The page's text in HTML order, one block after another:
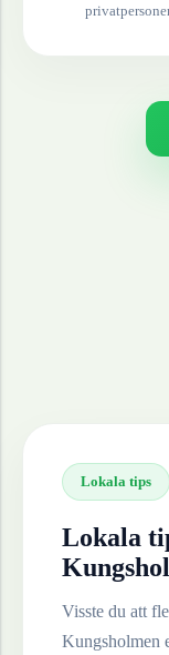
Lokala tips
Lokala
Visste du att
Kungsholmen